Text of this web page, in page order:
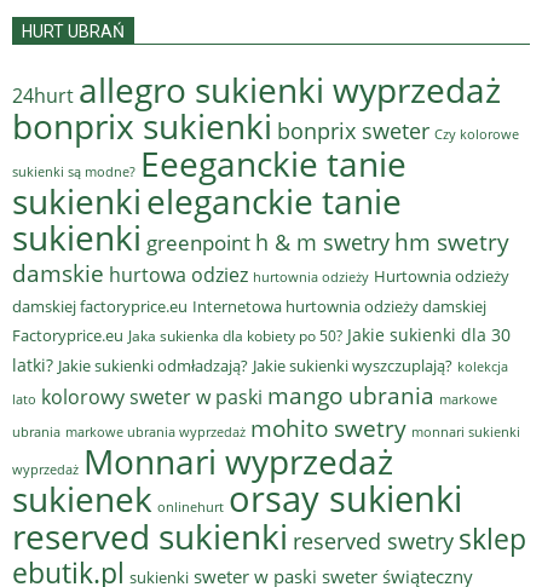
HURT UBRAŃ
24hurt allegro sukienki wyprzedaż
bonprix sukienki bonprix sweter Czy kolorowe
sukienki są modne? Eeeganckie tanie
sukienkieleganckie tanie
sukienki greenpoint h & m swetry hm swetry
damskie hurtowa odziez hurtownia odzieży Hurtownia odzieży
damskiej factoryprice.eu Internetowa hurtownia odzieży damskiej
Factoryprice.eu Jaka sukienka dla kobiety po 50? Jakie sukienki dla 30
latki? Jakie sukienki odmładzają? Jakie sukienki wyszczuplają? kolekcja
lato kolorowy sweter w paski mango ubrania markowe
ubrania markowe ubrania wyprzedaż mohito swetry monnari sukienki
wyprzedaż Monnari wyprzedaż
sukienek onlinehurt orsay sukienki
reserved sukienki reserved swetry sklep
ebutik.pl sukienki sweter w paski sweter świąteczny